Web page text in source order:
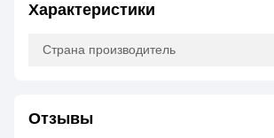
Характеристики
Страна производитель
Отзывы